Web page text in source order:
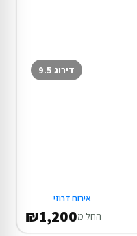
דירוג 9.5
אירוח דרוזי
החל מ₪1,200